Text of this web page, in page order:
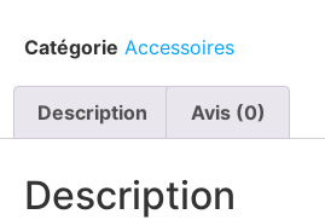
Catégorie Accessoires
Description Avis (0)
Description